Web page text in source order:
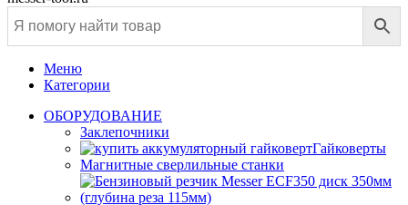
Меню
Категории
ОБОРУДОВАНИЕ
Заклепочники
Гайковерты
Магнитные сверлильные станки